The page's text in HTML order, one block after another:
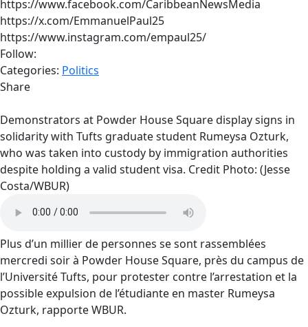
https://www.facebook.com/CaribbeanNewsMedia
https://x.com/EmmanuelPaul25
https://www.instagram.com/empaul25/
Follow:
Categories: Politics
Share
Demonstrators at Powder House Square display signs in
solidarity with Tufts graduate student Rumeysa Ozturk,
who was taken into custody by immigration authorities
despite holding a valid student visa. Credit Photo: (Jesse
Costa/WBUR)
Plus d’un millier de personnes se sont rassemblées
mercredi soir à Powder House Square, près du campus de
l’Université Tufts, pour protester contre l’arrestation et la
possible expulsion de l’étudiante en master Rumeysa
Ozturk, rapporte WBUR.